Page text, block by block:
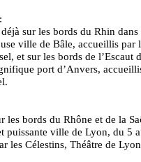
sur les bords du Rhin dans
ville de Bâle, accueillis par
et sur les bords de l’Escaut
port d’Anvers,
les bords du Rhône et de la
puissante ville de Lyon, du 5
les Célestins, Théâtre de